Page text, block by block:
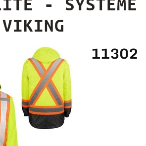
- SYSTÈME
11302